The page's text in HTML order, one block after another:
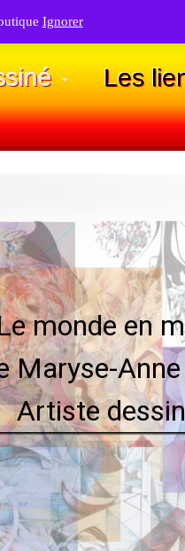
Ignorer
Les
monde en
Maryse-
Artiste